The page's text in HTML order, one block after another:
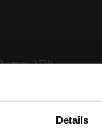
Details
excl. BTW